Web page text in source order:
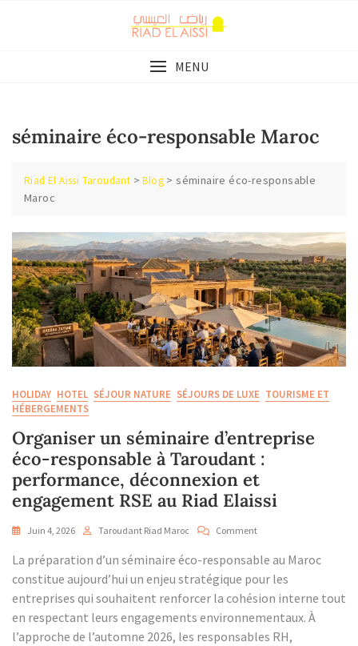
MENU
séminaire éco-responsable Maroc
Riad El Aissi Taroudant >Blog >séminaire éco-responsable
Maroc
HOLIDAY HOTEL SÉJOUR NATURE SÉJOURS DE LUXE TOURISME ET
HÉBERGEMENTS
Organiser un séminaire d’entreprise
éco-responsable à Taroudant :
performance, déconnexion et
engagement RSE au Riad Elaissi
Juin 4, 2026 Taroudant Riad Maroc CommentOn
Un
Séminaire
Éco-
Responsable
À
La préparation d’un séminaire éco-responsable au Maroc
constitue aujourd’hui un enjeu stratégique pour les
entreprises qui souhaitent renforcer la cohésion interne tout
en respectant leurs engagements environnementaux. À
l’approche de l’automne 2026, les responsables RH,